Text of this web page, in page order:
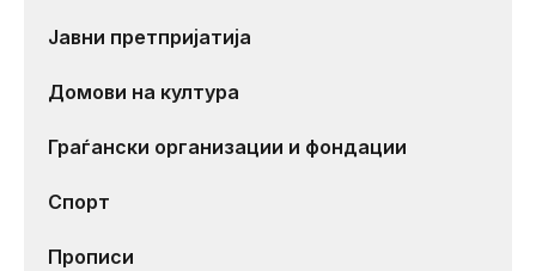
Јавни претпријатија
Домови на култура
Граѓански организации и фондации
Спорт
Прописи